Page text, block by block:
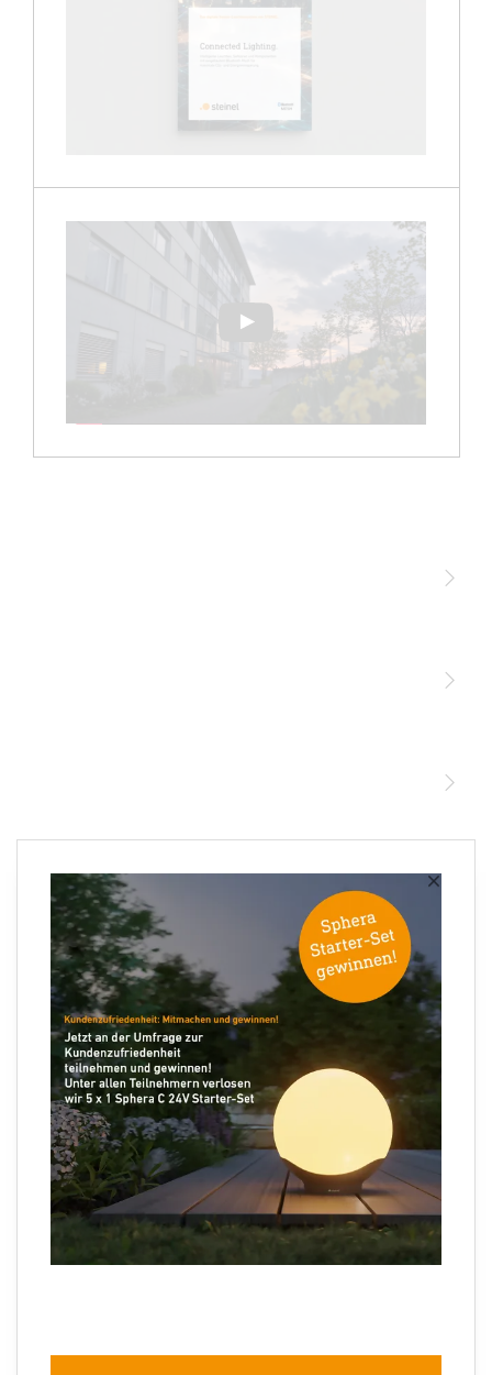
×
Abspielen
Ihre E-Mail Adresse
Folgen Sie uns
Sprachauswahl